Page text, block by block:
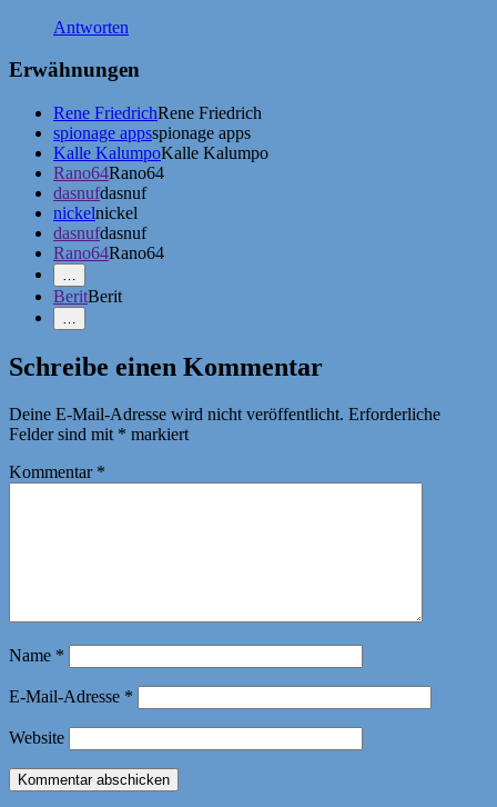
Antworten
Erwähnungen
Rene FriedrichRene Friedrich
spionage appsspionage apps
Kalle KalumpoKalle Kalumpo
Rano64Rano64
dasnufdasnuf
nickelnickel
dasnufdasnuf
Rano64Rano64
…
Erwähnungen
zeigen
BeritBerit
…
Erwähnungen
Schreibe einen Kommentar
Deine E-Mail-Adresse wird nicht veröffentlicht. Erforderliche
Felder sind mit * markiert
Kommentar *
Name *
E-Mail-Adresse *
Website